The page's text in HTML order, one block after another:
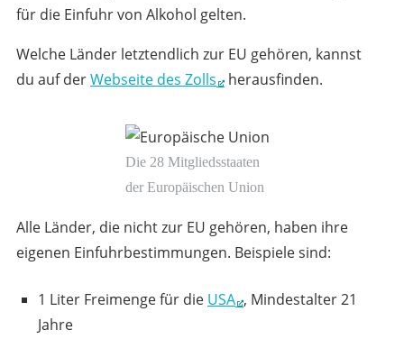
für die Einfuhr von Alkohol gelten.
Welche Länder letztendlich zur EU gehören, kannst
du auf derWebseite des Zolls herausfinden.
Die 28 Mitgliedsstaaten
der Europäischen Union
Alle Länder, die nicht zur EU gehören, haben ihre
eigenen Einfuhrbestimmungen. Beispiele sind:
1 Liter Freimenge für die USA , Mindestalter 21
Jahre